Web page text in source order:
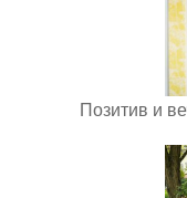
Позитив и